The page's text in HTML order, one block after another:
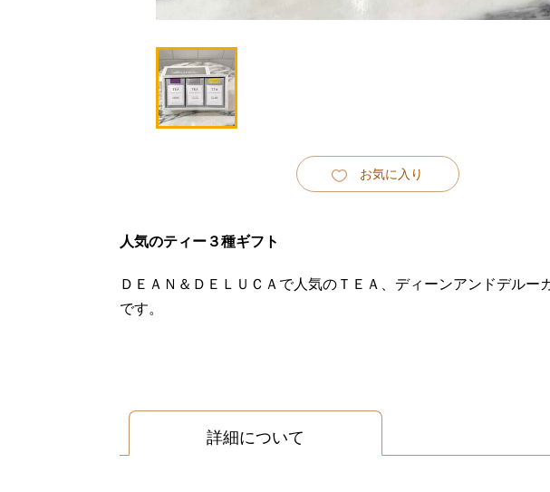
お気に入り
人気のティー３種ギフト
ＤＥＡＮ＆ＤＥＬＵＣＡで人気のＴＥＡ、ディーンアンドデル
です。
詳細について